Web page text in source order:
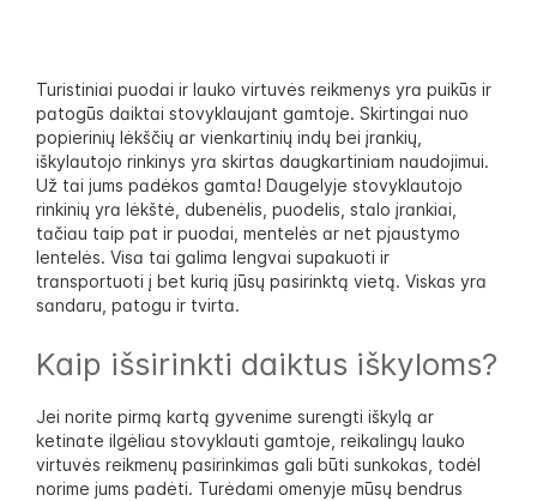
Turistiniai puodai ir lauko virtuvės reikmenys yra puikūs ir
patogūs daiktai stovyklaujant gamtoje. Skirtingai nuo
popierinių lėkščių ar vienkartinių indų bei įrankių,
iškylautojo rinkinys yra skirtas daugkartiniam naudojimui.
Už tai jums padėkos gamta! Daugelyje stovyklautojo
rinkinių yra lėkštė, dubenėlis, puodelis, stalo įrankiai,
tačiau taip pat ir puodai, mentelės ar net pjaustymo
lentelės. Visa tai galima lengvai supakuoti ir
transportuoti į bet kurią jūsų pasirinktą vietą. Viskas yra
sandaru, patogu ir tvirta.
Kaip išsirinkti daiktus iškyloms?
Jei norite pirmą kartą gyvenime surengti iškylą ar
ketinate ilgėliau stovyklauti gamtoje, reikalingų lauko
virtuvės reikmenų pasirinkimas gali būti sunkokas, todėl
norime jums padėti. Turėdami omenyje mūsų bendrus